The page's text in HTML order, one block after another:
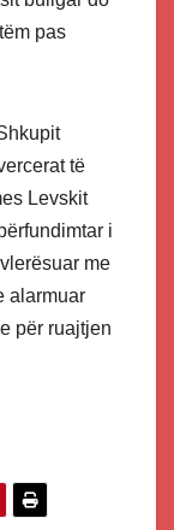
pas
të
Levskit
i
me
alarmuar
për ruajtjen